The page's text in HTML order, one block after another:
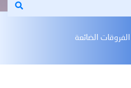
الفروقات الضائعة